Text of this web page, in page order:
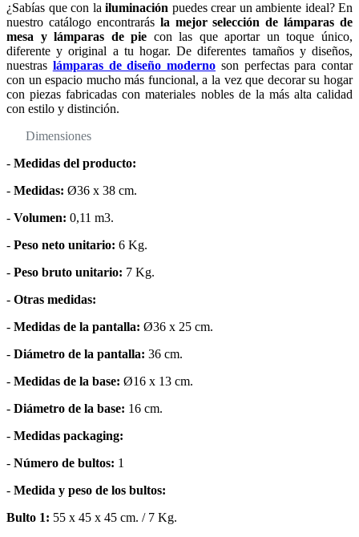
¿Sabías que con la iluminación puedes crear un ambiente ideal? En
nuestro catálogo encontrarás la mejor selección de lámparas de
mesa y lámparas de pie con las que aportar un toque único,
diferente y original a tu hogar. De diferentes tamaños y diseños,
nuestras lámparas de diseño moderno son perfectas para contar
con un espacio mucho más funcional, a la vez que decorar su hogar
con piezas fabricadas con materiales nobles de la más alta calidad
con estilo y distinción.
Dimensiones
- Medidas del producto:
- Medidas: Ø36 x 38 cm.
- Volumen: 0,11 m3.
- Peso neto unitario: 6 Kg.
- Peso bruto unitario: 7 Kg.
- Otras medidas:
- Medidas de la pantalla: Ø36 x 25 cm.
- Diámetro de la pantalla: 36 cm.
- Medidas de la base: Ø16 x 13 cm.
- Diámetro de la base: 16 cm.
- Medidas packaging:
- Número de bultos: 1
- Medida y peso de los bultos:
Bulto 1: 55 x 45 x 45 cm. / 7 Kg.